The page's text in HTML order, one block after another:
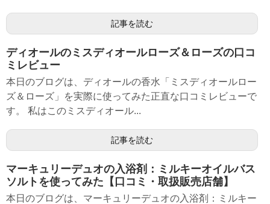
記事を読む
ディオールのミスディオールローズ＆ローズの口コ
ミレビュー
本日のブログは、ディオールの香水「ミスディオールロー
ズ＆ローズ」を実際に使ってみた正直な口コミレビューで
す。 私はこのミスディオール...
記事を読む
マーキュリーデュオの入浴剤：ミルキーオイルバス
ソルトを使ってみた【口コミ・取扱販売店舗】
本日のブログは、マーキュリーデュオの入浴剤：ミルキー